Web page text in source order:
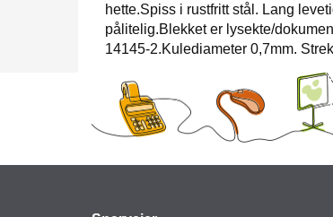
hette.Spiss i rustfritt stål. Lang
pålitelig.Blekket er lysekte/
14145-2.Kulediameter 0,7mm.